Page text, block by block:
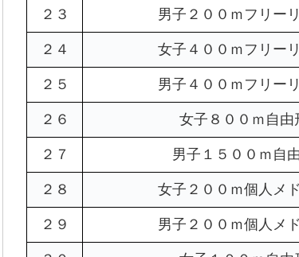
２３ 男子２００ｍフリー
２４ 女子４００ｍフリー
２５ 男子４００ｍフリー
２６ 女子８００ｍ自由
２７ 男子１５００ｍ自
２８ 女子２００ｍ個人メ
２９ 男子２００ｍ個人メ